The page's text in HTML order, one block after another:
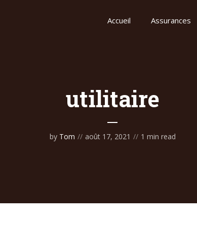
Accueil Assurances
utilitaire
by Tom août 17, 2021 1 min read